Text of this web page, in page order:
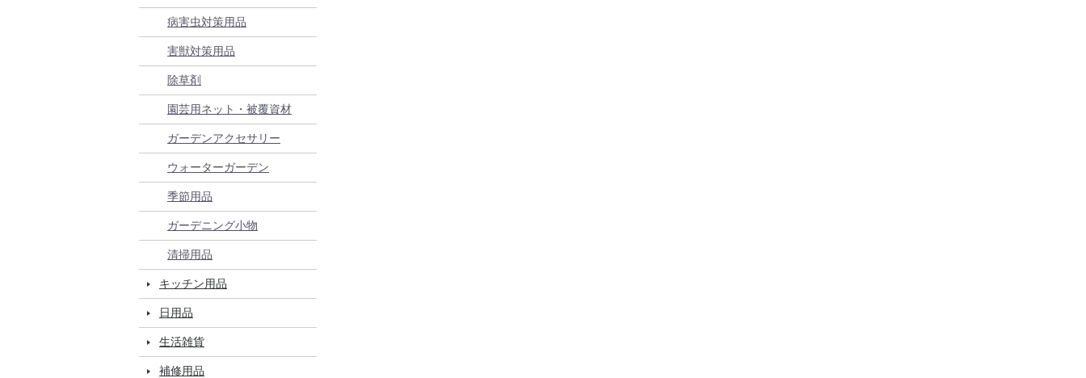
病害虫対策用品
害獣対策用品
除草剤
園芸用ネット・被覆資材
ガーデンアクセサリー
ウォーターガーデン
季節用品
ガーデニング小物
清掃用品
キッチン用品
日用品
生活雑貨
補修用品